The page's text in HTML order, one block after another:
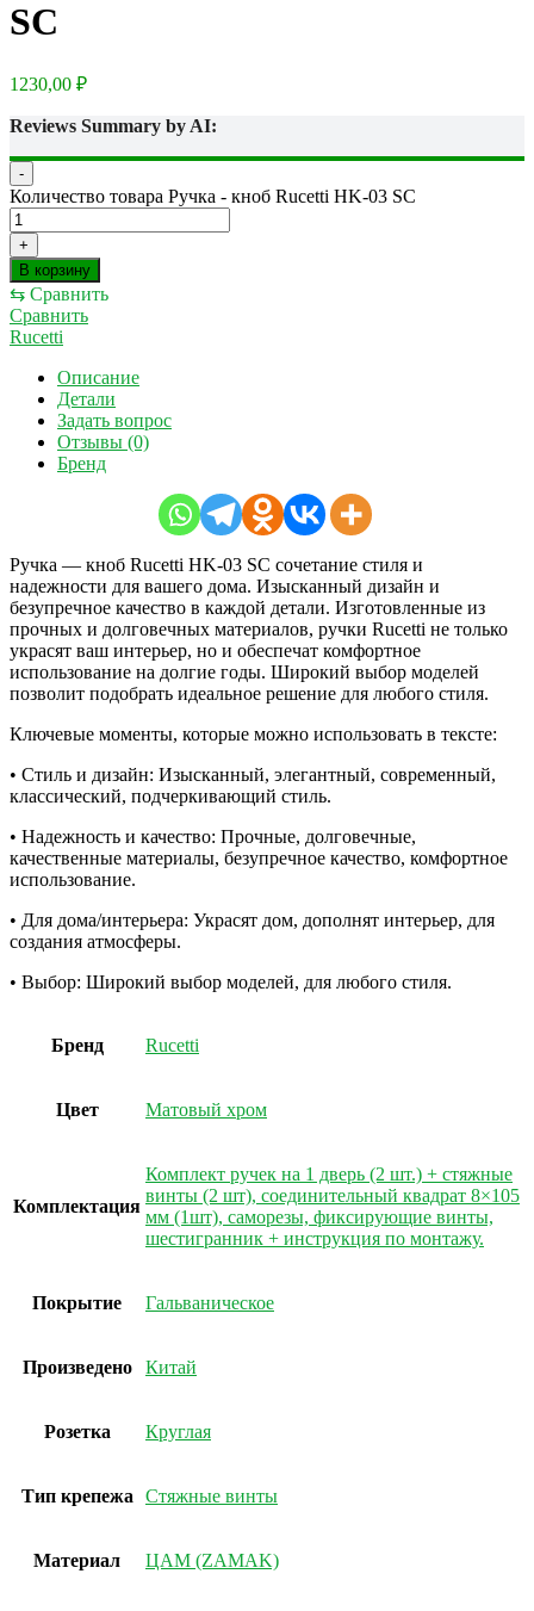
SC
1230,00 ₽
Reviews Summary by AI:
-
Количество товара Ручка - кноб Rucetti HK-03 SC
+
В корзину
⇆ Сравнить
Сравнить
Rucetti
Описание
Детали
Задать вопрос
Отзывы (0)
Бренд
Ручка — кноб Rucetti HK-03 SC сочетание стиля и
надежности для вашего дома. Изысканный дизайн и
безупречное качество в каждой детали. Изготовленные из
прочных и долговечных материалов, ручки Rucetti не только
украсят ваш интерьер, но и обеспечат комфортное
использование на долгие годы. Широкий выбор моделей
позволит подобрать идеальное решение для любого стиля.
Ключевые моменты, которые можно использовать в тексте:
• Стиль и дизайн: Изысканный, элегантный, современный,
классический, подчеркивающий стиль.
• Надежность и качество: Прочные, долговечные,
качественные материалы, безупречное качество, комфортное
использование.
• Для дома/интерьера: Украсят дом, дополнят интерьер, для
создания атмосферы.
• Выбор: Широкий выбор моделей, для любого стиля.
Бренд Rucetti
Цвет Матовый хром
Комплектация
Комплект ручек на 1 дверь (2 шт.) + стяжные
винты (2 шт), соединительный квадрат 8×105
мм (1шт), саморезы, фиксирующие винты,
шестигранник + инструкция по монтажу.
Покрытие Гальваническое
Произведено Китай
Розетка Круглая
Тип крепежа Стяжные винты
Материал ЦАМ (ZAMAK)